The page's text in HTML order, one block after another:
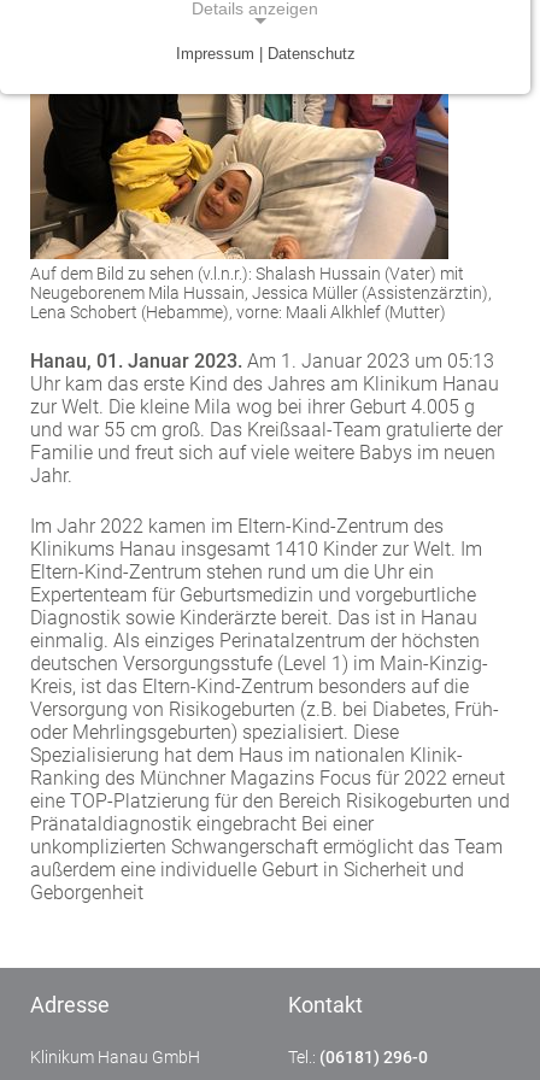
Vereinbarkeit von Beruf und Leben
Mitarbeitervorteile
Kinder- und Jugendmedizin
Neurologie
Psychiatrie und Psychotherapie
Anästhesiologie, operative Intensivmedizin und
Schmerztherapie
Gynäkologie und Geburtshilfe
Dermatologie und Allergologie
Alle Kliniken, Fachbereiche und Zentren
Traumazentrum
Tumorzentrum
Viszeralonkologisches Zentrum (Darm, Pankreas)
Vorhofflimmerzentrum
Zentrum für Arbeitsmedizin, Arbeitssicherheit und
Brandschutz
Zentrum für Kinderdiabetes (DDG)
Zentrum für Lymphome und Leukämien
Alle Kliniken, Fachbereiche und Zentren
Patientenfürsprecher
Physiotherapie
Seelsorge
Soziale Dienste
Alle Kliniken, Fachbereiche und Zentren
Auf dem Bild zu sehen (v.l.n.r.): Shalash Hussain (Vater) mit
Neugeborenem Mila Hussain, Jessica Müller (Assistenzärztin),
Lena Schobert (Hebamme), vorne: Maali Alkhlef (Mutter)
Hanau, 01. Januar 2023. Am 1. Januar 2023 um 05:13
Uhr kam das erste Kind des Jahres am Klinikum Hanau
zur Welt. Die kleine Mila wog bei ihrer Geburt 4.005 g
und war 55 cm groß. Das Kreißsaal-Team gratulierte der
Familie und freut sich auf viele weitere Babys im neuen
Jahr.
Im Jahr 2022 kamen im Eltern-Kind-Zentrum des
Klinikums Hanau insgesamt 1410 Kinder zur Welt. Im
Eltern-Kind-Zentrum stehen rund um die Uhr ein
Expertenteam für Geburtsmedizin und vorgeburtliche
Diagnostik sowie Kinderärzte bereit. Das ist in Hanau
einmalig. Als einziges Perinatalzentrum der höchsten
deutschen Versorgungsstufe (Level 1) im Main-Kinzig-
Kreis, ist das Eltern-Kind-Zentrum besonders auf die
Versorgung von Risikogeburten (z.B. bei Diabetes, Früh-
oder Mehrlingsgeburten) spezialisiert. Diese
Spezialisierung hat dem Haus im nationalen Klinik-
Ranking des Münchner Magazins Focus für 2022 erneut
eine TOP-Platzierung für den Bereich Risikogeburten und
Pränataldiagnostik eingebracht Bei einer
unkomplizierten Schwangerschaft ermöglicht das Team
außerdem eine individuelle Geburt in Sicherheit und
Geborgenheit
Adresse
Klinikum Hanau GmbH
Kontakt
Tel.: (06181) 296-0
Details anzeigen
Notwendige Cookies ermöglichen grundlegende
Funktionen und sind für die einwandfreie Funktion
der Website erforderlich.
Einverständnis-Cookie
Name:
cookie_consent
Dieser Cookie speichert die ausgewählten
Einverständnis-Optionen des Benutzers
Cookie Laufzeit:
EXTERNE MEDIEN
Um Inhalte von Videoplattformen und Social Media
Plattformen anzeigen zu können, werden von
diesen externen Medien Cookies gesetzt.
YouTube
Vimeo
Impressum | Datenschutz